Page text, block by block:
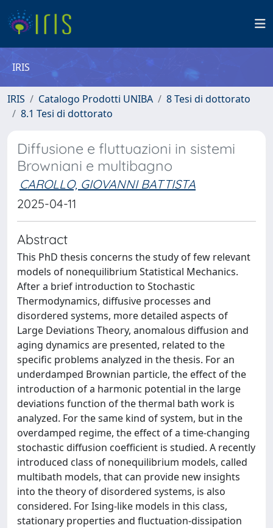
IRIS
IRIS Catalogo Prodotti UNIBA
8 Tesi di dottorato
8.1 Tesi di dottorato
Diffusione e fluttuazioni in sistemi
Browniani e multibagno
CAROLLO, GIOVANNI BATTISTA
2025-04-11
Abstract
This PhD thesis concerns the study of few relevant
models of nonequilibrium Statistical Mechanics.
After a brief introduction to Stochastic
Thermodynamics, diffusive processes and
disordered systems, more detailed aspects of
Large Deviations Theory, anomalous diffusion and
aging dynamics are presented, related to the
specific problems analyzed in the thesis. For an
underdamped Brownian particle, the effect of the
introduction of a harmonic potential in the large
deviations function of the thermal bath work is
analyzed. For the same kind of system, but in the
overdamped regime, the effect of a time-changing
stochastic diffusion coefficient is studied. A recently
introduced class of nonequilibrium models, called
multibath models, that can provide new insights
into the theory of disordered systems, is also
considered. For Ising-like models in this class,
stationary properties and fluctuation-dissipation